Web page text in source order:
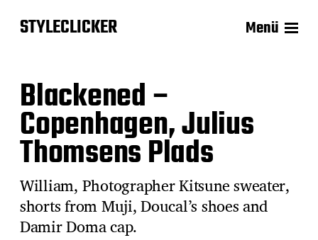
STYLECLICKER Menü
Blackened –
Copenhagen, Julius
Thomsens Plads
William, Photographer Kitsune sweater,
shorts from Muji, Doucal’s shoes and
Damir Doma cap.